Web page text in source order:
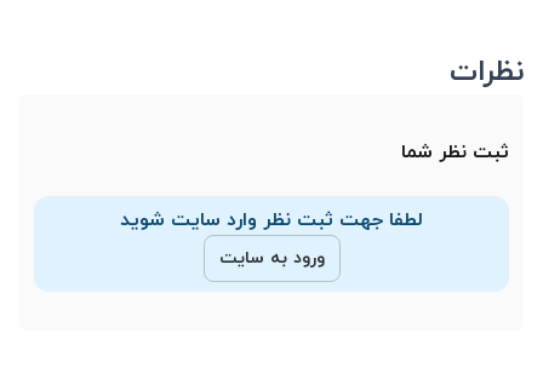
نظرات
ثبت نظر شما
لطفا جهت ثبت نظر وارد سایت شوید
ورود به سایت